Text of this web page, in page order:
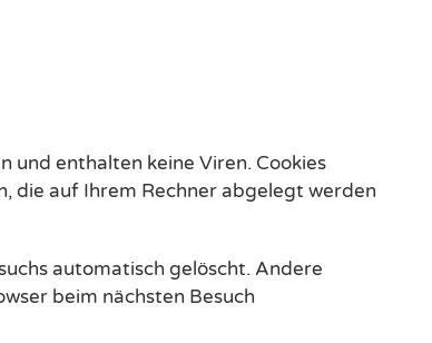
und enthalten keine Viren. Cookies
die auf Ihrem Rechner abgelegt werden
automatisch gelöscht. Andere
beim nächsten Besuch